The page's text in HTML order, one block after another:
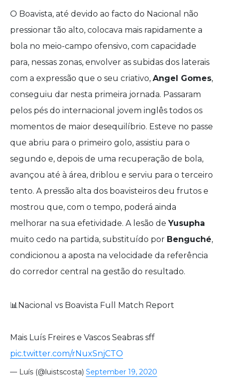
O Boavista, até devido ao facto do Nacional não
pressionar tão alto, colocava mais rapidamente a
bola no meio-campo ofensivo, com capacidade
para, nessas zonas, envolver as subidas dos laterais
com a expressão que o seu criativo, Angel Gomes,
conseguiu dar nesta primeira jornada. Passaram
pelos pés do internacional jovem inglês todos os
momentos de maior desequilíbrio. Esteve no passe
que abriu para o primeiro golo, assistiu para o
segundo e, depois de uma recuperação de bola,
avançou até à área, driblou e serviu para o terceiro
tento. A pressão alta dos boavisteiros deu frutos e
mostrou que, com o tempo, poderá ainda
melhorar na sua efetividade. A lesão de Yusupha
muito cedo na partida, substituído por Benguché,
condicionou a aposta na velocidade da referência
do corredor central na gestão do resultado.
📊Nacional vs Boavista Full Match Report
Mais Luís Freires e Vascos Seabras sff
pic.twitter.com/rNuxSnjCTO
— Luís (@luistscosta) September 19, 2020